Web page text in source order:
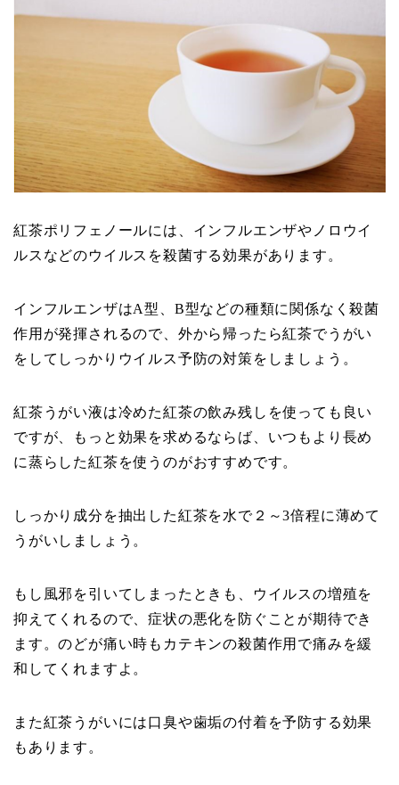
紅茶ポリフェノールには、インフルエンザやノロウイ
ルスなどのウイルスを殺菌する効果があります。
インフルエンザはA型、B型などの種類に関係なく殺菌
作用が発揮されるので、外から帰ったら紅茶でうがい
をしてしっかりウイルス予防の対策をしましょう。
紅茶うがい液は冷めた紅茶の飲み残しを使っても良い
ですが、もっと効果を求めるならば、いつもより長め
に蒸らした紅茶を使うのがおすすめです。
しっかり成分を抽出した紅茶を水で２～3倍程に薄めて
うがいしましょう。
もし風邪を引いてしまったときも、ウイルスの増殖を
抑えてくれるので、症状の悪化を防ぐことが期待でき
ます。のどが痛い時もカテキンの殺菌作用で痛みを緩
和してくれますよ。
また紅茶うがいには口臭や歯垢の付着を予防する効果
もあります。